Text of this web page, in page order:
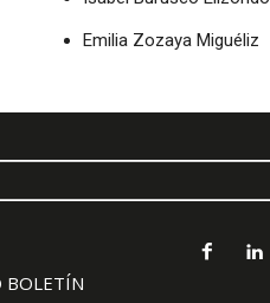
Emilia Zozaya Miguéliz
BOLETÍN